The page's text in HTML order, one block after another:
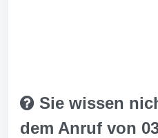
Sie wissen
dem Anruf von